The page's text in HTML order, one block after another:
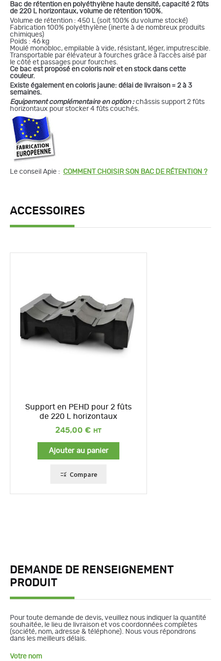
Bac de rétention en polyéthylène haute densité, capacité 2 fûts
de 220 L horizontaux, volume de rétention 100%.
Volume de rétention : 450 L (soit 100% du volume stocké)
Fabrication 100% polyéthylène (inerte à de nombreux produits
chimiques)
Poids : 46 kg
Moulé monobloc, empilable à vide, résistant, léger, imputrescible.
Transportable par élévateur à fourches grâce à l’accès aisé par
le côté et passages pour fourches.
Ce bac est proposé en coloris noir et en stock dans cette
couleur.
Existe également en coloris jaune: délai de livraison = 2 à 3
semaines.
Equipement complémentaire en option :châssis support 2 fûts
horizontaux pour stocker 4 fûts couchés.
Le conseil Apie : COMMENT CHOISIR SON BAC DE RÉTENTION ?
ACCESSOIRES
Support en PEHD pour 2 fûts
de 220 L horizontaux
245,00 €
Ajouter au panier
Compare
DEMANDE DE RENSEIGNEMENT
PRODUIT
Pour toute demande de devis, veuillez nous indiquer la quantité
souhaitée, le lieu de livraison et vos coordonnées complètes
(société, nom, adresse & téléphone). Nous vous répondrons
dans les meilleurs délais.
Votre nom